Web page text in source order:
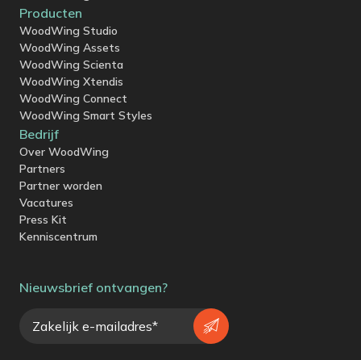
Producten
WoodWing Studio
WoodWing Assets
WoodWing Scienta
WoodWing Xtendis
WoodWing Connect
WoodWing Smart Styles
Bedrijf
Over WoodWing
Partners
Partner worden
Vacatures
Press Kit
Kenniscentrum
Nieuwsbrief ontvangen?